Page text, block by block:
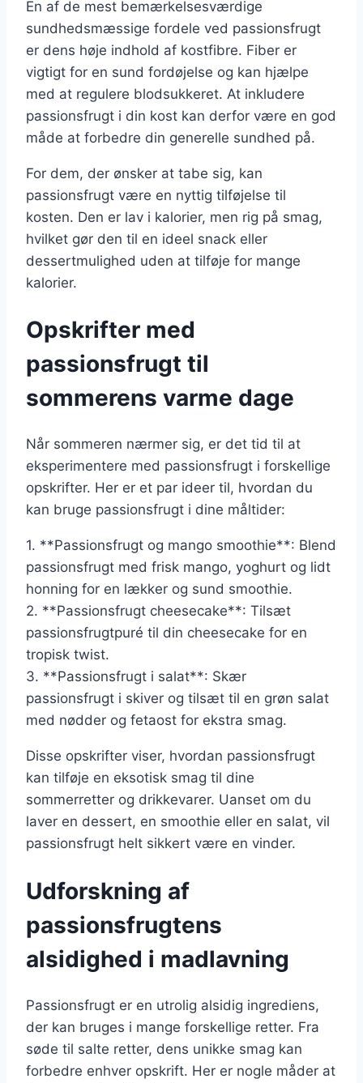
En af de mest bemærkelsesværdige
sundhedsmæssige fordele ved passionsfrugt
er dens høje indhold af kostfibre. Fiber er
vigtigt for en sund fordøjelse og kan hjælpe
med at regulere blodsukkeret. At inkludere
passionsfrugt i din kost kan derfor være en god
måde at forbedre din generelle sundhed på.
For dem, der ønsker at tabe sig, kan
passionsfrugt være en nyttig tilføjelse til
kosten. Den er lav i kalorier, men rig på smag,
hvilket gør den til en ideel snack eller
dessertmulighed uden at tilføje for mange
kalorier.
Opskrifter med
passionsfrugt til
sommerens varme dage
Når sommeren nærmer sig, er det tid til at
eksperimentere med passionsfrugt i forskellige
opskrifter. Her er et par ideer til, hvordan du
kan bruge passionsfrugt i dine måltider:
1. **Passionsfrugt og mango smoothie**: Blend
passionsfrugt med frisk mango, yoghurt og lidt
honning for en lækker og sund smoothie.
2. **Passionsfrugt cheesecake**: Tilsæt
passionsfrugtpuré til din cheesecake for en
tropisk twist.
3. **Passionsfrugt i salat**: Skær
passionsfrugt i skiver og tilsæt til en grøn salat
med nødder og fetaost for ekstra smag.
Disse opskrifter viser, hvordan passionsfrugt
kan tilføje en eksotisk smag til dine
sommerretter og drikkevarer. Uanset om du
laver en dessert, en smoothie eller en salat, vil
passionsfrugt helt sikkert være en vinder.
Udforskning af
passionsfrugtens
alsidighed i madlavning
Passionsfrugt er en utrolig alsidig ingrediens,
der kan bruges i mange forskellige retter. Fra
søde til salte retter, dens unikke smag kan
forbedre enhver opskrift. Her er nogle måder at